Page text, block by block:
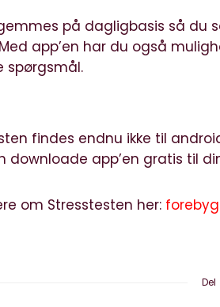
på dagligbasis så du
app’en har du også
spørgsmål.
findes endnu ikke til
downloade app’en gratis til
om Stresstesten her:
Del